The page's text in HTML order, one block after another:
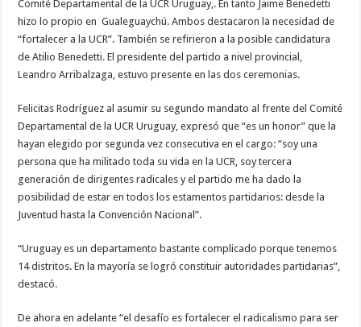
Comité Departamental de la UCR Uruguay,. En tanto Jaime Benedetti
hizo lo propio en Gualeguaychú. Ambos destacaron la necesidad de
“fortalecer a la UCR”. También se refirieron a la posible candidatura
de Atilio Benedetti. El presidente del partido a nivel provincial,
Leandro Arribalzaga, estuvo presente en las dos ceremonias.
Felicitas Rodríguez al asumir su segundo mandato al frente del Comité
Departamental de la UCR Uruguay, expresó que “es un honor” que la
hayan elegido por segunda vez consecutiva en el cargo: “soy una
persona que ha militado toda su vida en la UCR, soy tercera
generación de dirigentes radicales y el partido me ha dado la
posibilidad de estar en todos los estamentos partidarios: desde la
Juventud hasta la Convención Nacional”.
“Uruguay es un departamento bastante complicado porque tenemos
14 distritos. En la mayoría se logró constituir autoridades partidarias”,
destacó.
De ahora en adelante “el desafío es fortalecer el radicalismo para ser